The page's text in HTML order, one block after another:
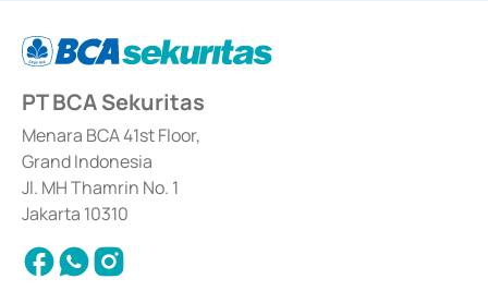
berdasarkan surat keputusan Otoritas Jasa Keuangan Nomor S-
67/PM.21/2017 tanggal 3 Februari 2017, dan beberapa izin usaha lainnya
Sertifikat Deposito di Pasar Uang yang izinnya diterbitkan pada tahun 2017
dan izin usaha lainnya dari Bank Indonesia sebagai Lembaga Pendukung
Penerbitan, Transaksi, serta Penatausahaan dan Penyelesaian Transaksi
Surat Berharga Komersial yang izinnya diterbitkan pada tahun 2018.
PT BCA Sekuritas
Menara BCA 41st Floor,
Grand Indonesia
Jl. MH Thamrin No. 1
Jakarta 10310